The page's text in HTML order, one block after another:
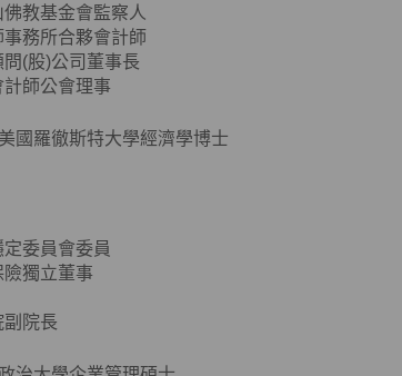
教基金會監察人
務所合夥會計師
(股)公司董事長
師公會理事
美國羅徹斯特大學經濟學博士
委員會委員
獨立董事
院長